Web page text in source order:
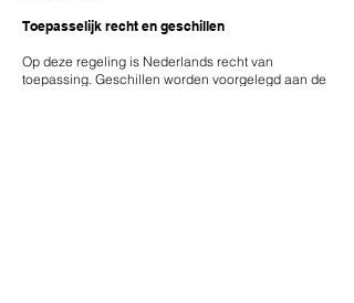
Toepasselijk recht en geschillen
Op deze regeling is Nederlands recht van
toepassing. ​Geschillen worden voorgelegd aan de